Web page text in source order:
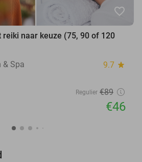
favorite_border
reiki naar keuze (75, 90 of 120
& Spa
9.7 star
Regulier €89
€46